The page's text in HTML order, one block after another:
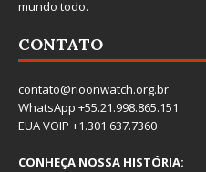
mundo todo.
CONTATO
contato@rioonwatch.org.br
WhatsApp +55.21.998.865.151
EUA VOIP +1.301.637.7360
CONHEÇA NOSSA HISTÓRIA: